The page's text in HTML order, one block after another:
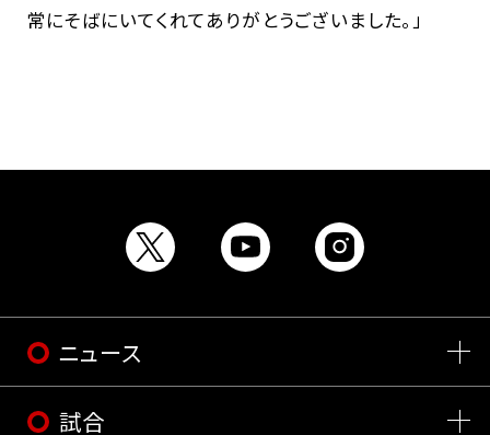
常にそばにいてくれてありがとうございました。」
ニュース
試合